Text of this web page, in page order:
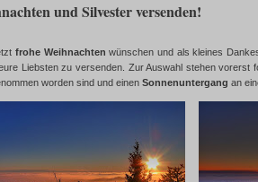
und Silvester versenden!
frohe Weihnachten wünschen und als kleines
Liebsten zu versenden. Zur Auswahl stehen
worden sind und einen Sonnenuntergang an